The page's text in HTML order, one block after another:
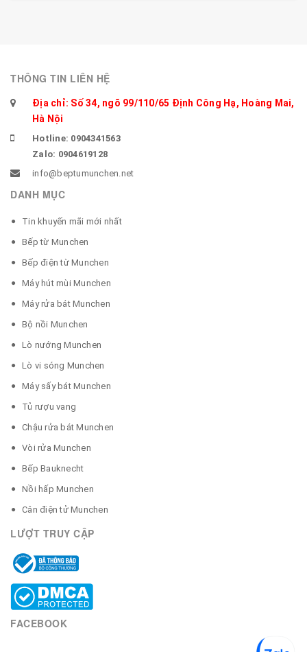
THÔNG TIN LIÊN HỆ
Địa chỉ: Số 34, ngõ 99/110/65 Định Công Hạ, Hoàng Mai,
Hà Nội
Hotline: 0904341563
Zalo: 0904619128
info@beptumunchen.net
DANH MỤC
Tin khuyến mãi mới nhất
Bếp từ Munchen
Bếp điện từ Munchen
Máy hút mùi Munchen
Máy rửa bát Munchen
Bộ nồi Munchen
Lò nướng Munchen
Lò vi sóng Munchen
Máy sấy bát Munchen
Tủ rượu vang
Chậu rửa bát Munchen
Vòi rửa Munchen
Bếp Bauknecht
Nồi hấp Munchen
Cân điện tử Munchen
LƯỢT TRUY CẬP
FACEBOOK